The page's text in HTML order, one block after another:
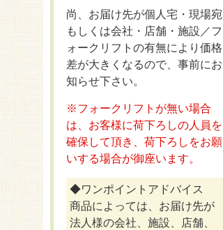
尚、お届け先が個人宅・現場宛
もしくは会社・店舗・施設／フ
ォークリフトの有無により価格
差が大きくなるので、事前にお
知らせ下さい。
※フォークリフトが無い場合
は、お客様に荷下ろしの人員を
確保して頂き、荷下ろしをお願
いする場合が御座います。
◆ワンポイントアドバイス
商品によっては、お届け先が
法人様の会社、施設、店舗、